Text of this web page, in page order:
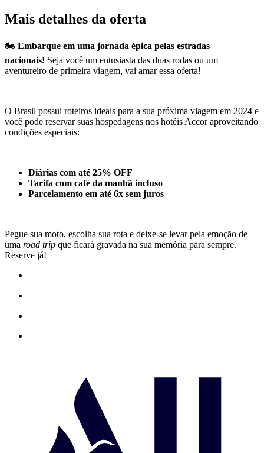
Mais detalhes da oferta
🏍️ Embarque em uma jornada épica pelas estradas
nacionais! Seja você um entusiasta das duas rodas ou um
aventureiro de primeira viagem, vai amar essa oferta!
O Brasil possui roteiros ideais para a sua próxima viagem em 2024 e
você pode reservar suas hospedagens nos hotéis Accor aproveitando
condições especiais:
Diárias com até 25% OFF
Tarifa com café da manhã incluso
Parcelamento em até 6x sem juros
Pegue sua moto, escolha sua rota e deixe-se levar pela emoção de
uma road trip que ficará gravada na sua memória para sempre.
Reserve já!